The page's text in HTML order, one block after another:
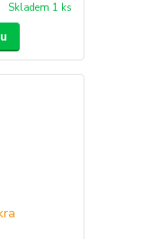
Skladem 1 ks